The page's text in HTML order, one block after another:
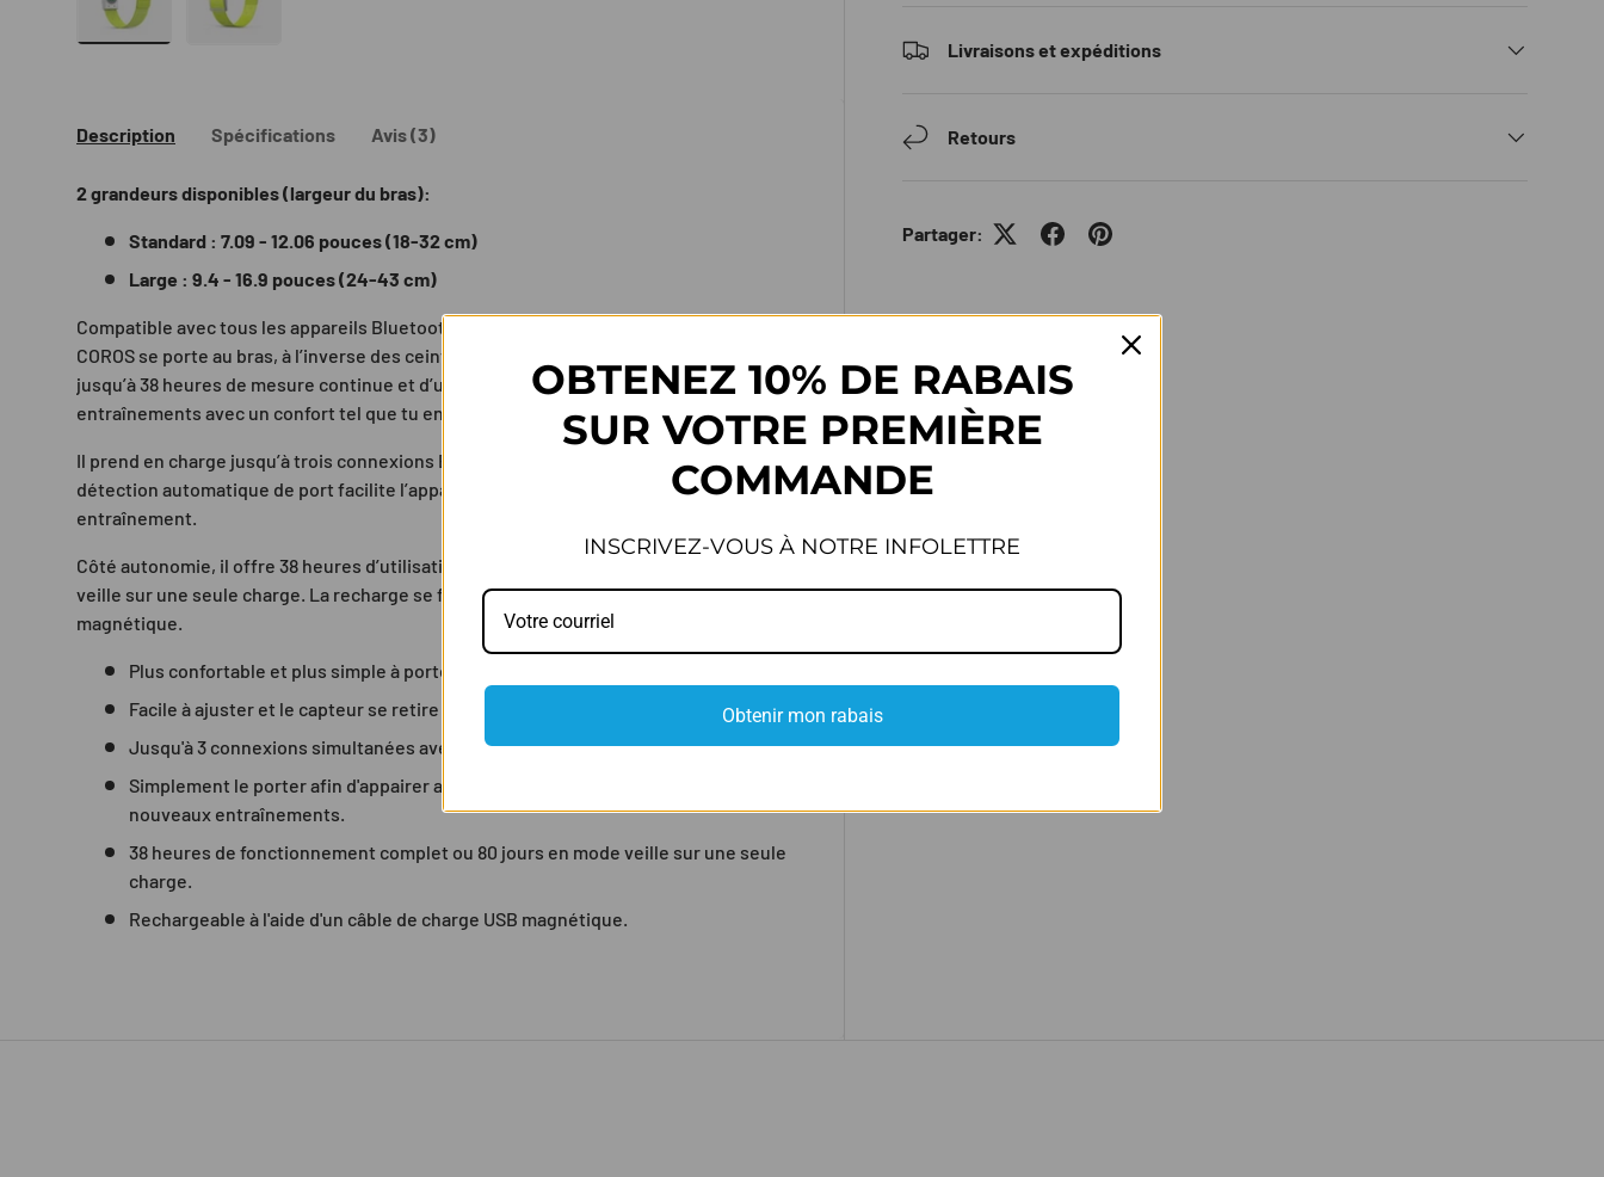
Livraisons et expéditions
Retours
Partager:
Description Spécifications Avis (3)
2 grandeurs disponibles (largeur du bras):
Standard : 7.09 - 12.06 pouces (18-32 cm)
Large : 9.4 - 16.9 pouces (24-43 cm)
Compatible avec tous les appareils Bluetooth, le capteur de fréquence cardiaque
COROS se porte au bras, à l’inverse des ceintures thoraciques traditionnelles. Il offre
jusqu’à 38 heures de mesure continue et d’une grande précision, pour suivre tes
entraînements avec un confort tel que tu en oublieras sa présence.
Il prend en charge jusqu’à trois connexions Bluetooth simultanées, tandis que la
détection automatique de port facilite l’appairage dès le début d’un nouvel
entraînement.
Côté autonomie, il offre 38 heures d’utilisation complète ou jusqu’à 80 jours en mode
veille sur une seule charge. La recharge se fait simplement via un câble USB
magnétique.
Plus confortable et plus simple à porter qu'une ceinture thoracique.
Facile à ajuster et le capteur se retire aisément pour un nettoyage rapide.
Jusqu'à 3 connexions simultanées avec des appareils compatibles Bluetooth.
Simplement le porter afin d'appairer automatiquement l'appareil pour les
nouveaux entraînements.
38 heures de fonctionnement complet ou 80 jours en mode veille sur une seule
charge.
Rechargeable à l'aide d'un câble de charge USB magnétique.
OBTENEZ 10% DE RABAIS
SUR VOTRE PREMIÈRE
COMMANDE
INSCRIVEZ-VOUS À NOTRE INFOLETTRE
Obtenir mon rabais